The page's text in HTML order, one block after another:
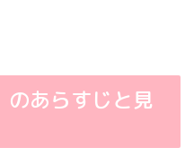
のあらすじと見